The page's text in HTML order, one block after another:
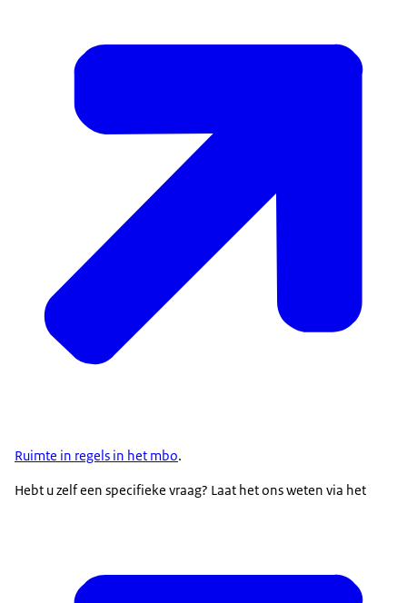
mij toevoegt is dat er een onafhankelijk iemand
met mij meekijkt hoe wij de dingen doen zoals we
waarom we dingen op die manier doen.
En dat iemand kan meekijken van: zijn wij op de
KEIJERS: Het belang van toezicht zie ik eigenlijk dat
je als school na gaat denken over waarom je
dingen doet en dat je die dus ook kunt
verantwoorden ten opzichte van de inspectie dat
ze ook snappen waarom we iets doen. Maar aan
de andere kant dat je ook suggesties van de
inspectie kunt ontvangen van: hoe kunnen we dan
alsnog ons onderwijs nog verder verbeteren om
afvinklijstje en dat hij ook in gesprek ging met
VAN DEN BERG: Waar ik nou benieuwd naar ben is
Wat is daar zo leuk aan?
Ruimte in regels in het mbo.
Hebt u zelf een specifieke vraag? Laat het ons weten via het